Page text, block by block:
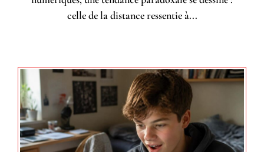
celle de la distance ressentie à...